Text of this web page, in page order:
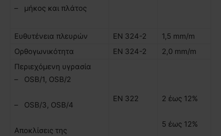
– µήκος και πλάτος
Ευθυτένεια πλευρών ΕΝ 324-2
1,5 mm/m
Ορθογωνικότητα
ΕΝ 324-2
2,0 mm/m
Περιεχόµενη υγρασία
– OSB/1, OSB/2
– OSB/3, OSB/4
Αποκλίσεις της
EN 322 2 έως 12%
5 έως 12%